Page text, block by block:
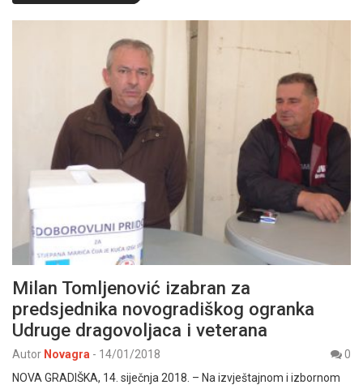
Milan Tomljenović izabran za
predsjednika novogradiškog ogranka
Udruge dragovoljaca i veterana
Autor Novagra - 14/01/2018
0
NOVA GRADIŠKA, 14. siječnja 2018. – Na izvještajnom i izbornom